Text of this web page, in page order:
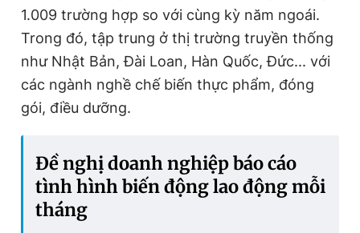
1.009 trường hợp so với cùng kỳ năm ngoái.
Trong đó, tập trung ở thị trường truyền thống
như Nhật Bản, Đài Loan, Hàn Quốc, Đức... với
các ngành nghề chế biến thực phẩm, đóng
gói, điều dưỡng.
Đề nghị doanh nghiệp báo cáo
tình hình biến động lao động mỗi
tháng